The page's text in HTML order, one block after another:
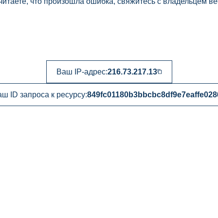
Ваш IP-адрес:216.73.217.13
ID запроса к ресурсу: